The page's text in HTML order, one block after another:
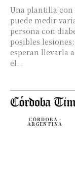
Una plantilla con
puede medir
persona con
posibles
esperan llevarla
el...
CÓRDOBA -
ARGENTINA